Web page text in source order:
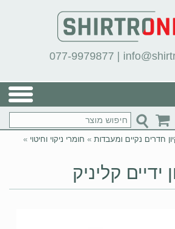
077-9979877 |
חדרים נקיים ומעבדות » חומרי ניקוי וחיטוי »
ידיים קליניק